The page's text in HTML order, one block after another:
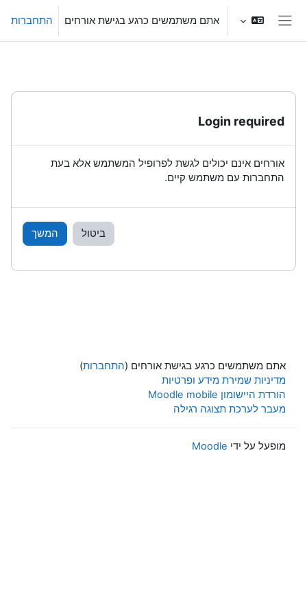
חלון סקירה צדדי
אתם משתמשים כרגע בגישת אורחים התחברות
Login required
אורחים אינם יכולים לגשת לפרופיל המשתמש אלא בעת
התחברות עם משתמש קיים.
ביטול המשך
אתם משתמשים כרגע בגישת אורחים (התחברות)
מדיניות שמירת מידע ופרטיות
הורדת היישומון Moodle mobile
מעבר לערכת תצוגה רגילה
מופעל על ידי Moodle